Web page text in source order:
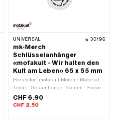
UNIVERSAL 30196
mk-Merch
Schlüsselanhänger
«mofakult - Wir halten den
Kult am Leben» 65 x 55 mm
Hersteller: mofakult Merch · Material:
Textil · Gesamtlänge: 65 mm · Farbe:
weiss · Verschlussart: Schlüsselring ·
Breite: 55 mm
CHF 6.90
CHF 2.50